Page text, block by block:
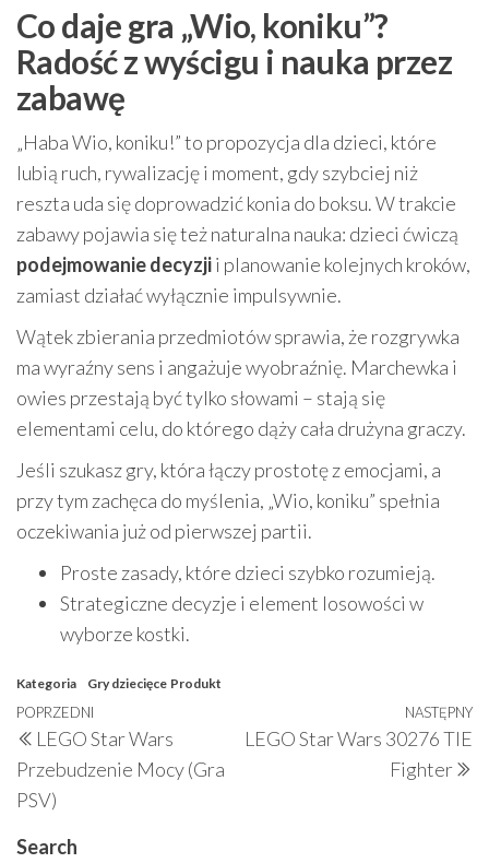
Co daje gra „Wio, koniku”?
Radość z wyścigu i nauka przez
zabawę
„Haba Wio, koniku!” to propozycja dla dzieci, które
lubią ruch, rywalizację i moment, gdy szybciej niż
reszta uda się doprowadzić konia do boksu. W trakcie
zabawy pojawia się też naturalna nauka: dzieci ćwiczą
podejmowanie decyzjii planowanie kolejnych kroków,
zamiast działać wyłącznie impulsywnie.
Wątek zbierania przedmiotów sprawia, że rozgrywka
ma wyraźny sens i angażuje wyobraźnię. Marchewka i
owies przestają być tylko słowami – stają się
elementami celu, do którego dąży cała drużyna graczy.
Jeśli szukasz gry, która łączy prostotę z emocjami, a
przy tym zachęca do myślenia, „Wio, koniku” spełnia
oczekiwania już od pierwszej partii.
Proste zasady, które dzieci szybko rozumieją.
Strategiczne decyzje i element losowości w
wyborze kostki.
Kategoria Gry dziecięce Produkt
Nawigacja
wpisu
Poprzedni
wpis
POPRZEDNI
LEGO Star Wars
Przebudzenie Mocy (Gra
PSV)
NASTĘPNY
LEGO Star Wars 30276 TIE
Fighter
Search